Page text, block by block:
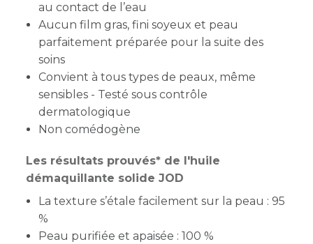
au contact de l’eau
Aucun film gras, fini soyeux et peau
parfaitement préparée pour la suite des
soins
Convient à tous types de peaux, même
sensibles - Testé sous contrôle
dermatologique
Non comédogène
Les résultats prouvés* de l'huile
démaquillante solide JOD
La texture s’étale facilement sur la peau : 95
%
Peau purifiée et apaisée : 100 %